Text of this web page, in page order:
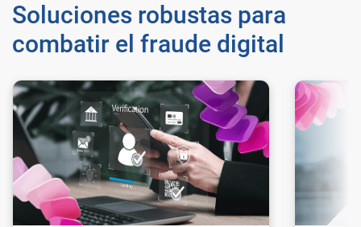
Soluciones robustas para
combatir el fraude digital